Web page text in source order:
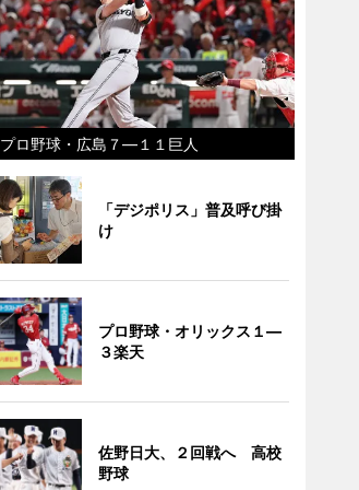
プロ野球・広島７―１１巨人
「デジポリス」普及呼び掛
け
プロ野球・オリックス１―
３楽天
佐野日大、２回戦へ 高校
野球